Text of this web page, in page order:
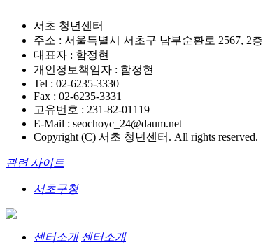
서초 청년센터
주소 : 서울특별시 서초구 남부순환로 2567, 2층
대표자 : 함정현
개인정보책임자 : 함정현
Tel : 02-6235-3330
Fax : 02-6235-3331
고유번호 : 231-82-01119
E-Mail : seochoyc_24@daum.net
Copyright (C) 서초 청년센터. All rights reserved.
관련 사이트
서초구청
센터소개 센터소개